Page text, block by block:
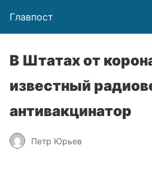
Главпост
В Штатах от
известный
антивакцинатор
Петр Юрьев